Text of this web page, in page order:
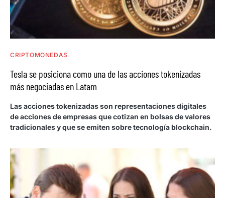
CRIPTOMONEDAS
Tesla se posiciona como una de las acciones tokenizadas
más negociadas en Latam
Las acciones tokenizadas son representaciones digitales
de acciones de empresas que cotizan en bolsas de valores
tradicionales y que se emiten sobre tecnología blockchain.